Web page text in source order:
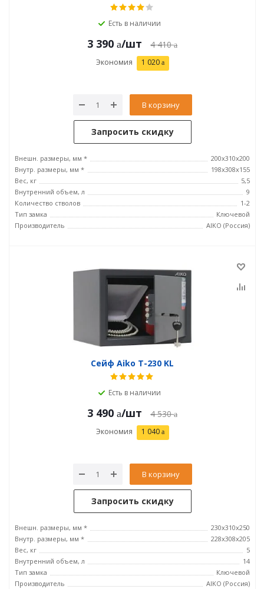
Есть в наличии
3 390 /шт 4 410
Экономия 1 020
В корзину
Запросить скидку
Внешн. размеры, мм *
200x310x200
Внутр. размеры, мм *
198x308x155
Вес, кг
5,5
Внутренний объем, л
9
Количество стволов
1-2
Тип замка
Ключевой
Производитель
AIKO (Россия)
Сейф Aiko T-230 KL
Есть в наличии
3 490 /шт 4 530
Экономия 1 040
В корзину
Запросить скидку
Внешн. размеры, мм *
230x310x250
Внутр. размеры, мм *
228x308x205
Вес, кг
5
Внутренний объем, л
14
Тип замка
Ключевой
Производитель
AIKO (Россия)